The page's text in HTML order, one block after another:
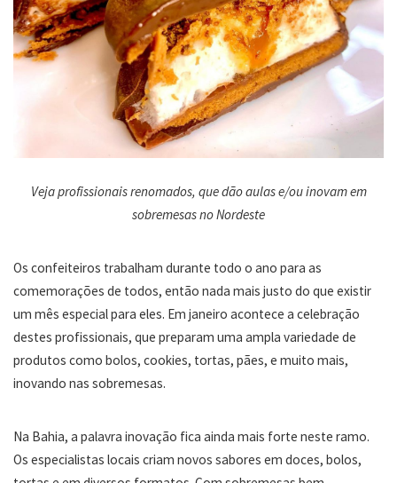
Veja profissionais renomados, que dão aulas e/ou inovam em
sobremesas no Nordeste
Os confeiteiros trabalham durante todo o ano para as
comemorações de todos, então nada mais justo do que existir
um mês especial para eles. Em janeiro acontece a celebração
destes profissionais, que preparam uma ampla variedade de
produtos como bolos, cookies, tortas, pães, e muito mais,
inovando nas sobremesas.
Na Bahia, a palavra inovação fica ainda mais forte neste ramo.
Os especialistas locais criam novos sabores em doces, bolos,